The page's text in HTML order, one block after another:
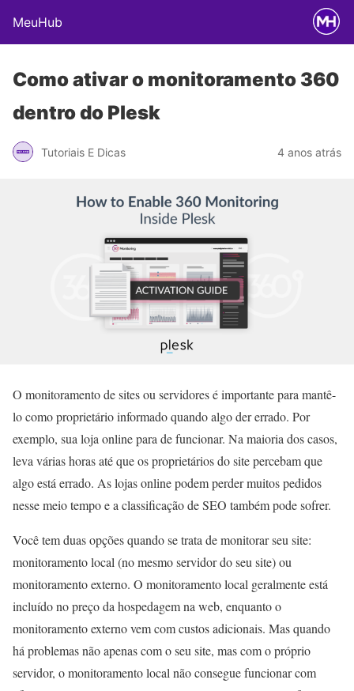
MeuHub
Como ativar o monitoramento 360
dentro do Plesk
Tutoriais E Dicas 4 anos atrás
O monitoramento de sites ou servidores é importante para mantê-
lo como proprietário informado quando algo der errado. Por
exemplo, sua loja online para de funcionar. Na maioria dos casos,
leva várias horas até que os proprietários do site percebam que
algo está errado. As lojas online podem perder muitos pedidos
nesse meio tempo e a classificação de SEO também pode sofrer.
Você tem duas opções quando se trata de monitorar seu site:
monitoramento local (no mesmo servidor do seu site) ou
monitoramento externo. O monitoramento local geralmente está
incluído no preço da hospedagem na web, enquanto o
monitoramento externo vem com custos adicionais. Mas quando
há problemas não apenas com o seu site, mas com o próprio
servidor, o monitoramento local não consegue funcionar com